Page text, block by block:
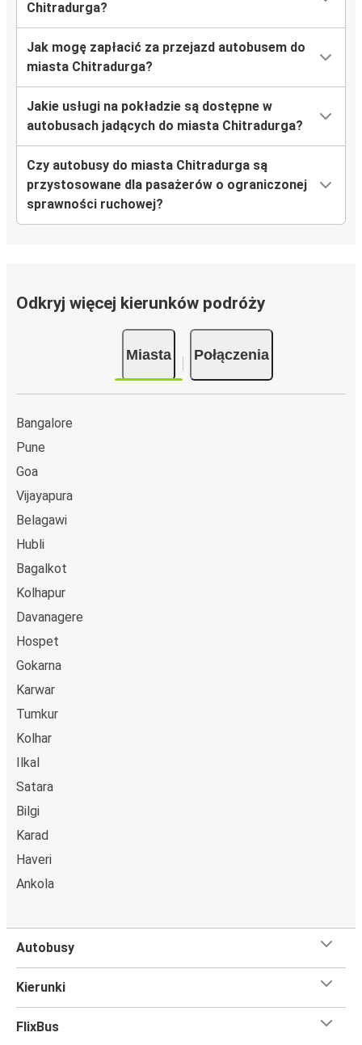
Chitradurga?
Jak mogę zapłacić za przejazd autobusem do
miasta Chitradurga?
Jakie usługi na pokładzie są dostępne w
autobusach jadących do miasta Chitradurga?
Czy autobusy do miasta Chitradurga są
przystosowane dla pasażerów o ograniczonej
sprawności ruchowej?
Odkryj więcej kierunków podróży
Miasta Połączenia
Bangalore
Pune
Goa
Vijayapura
Belagawi
Hubli
Bagalkot
Kolhapur
Davanagere
Hospet
Gokarna
Karwar
Tumkur
Kolhar
Ilkal
Satara
Bilgi
Karad
Haveri
Ankola
Autobusy
Kierunki
FlixBus